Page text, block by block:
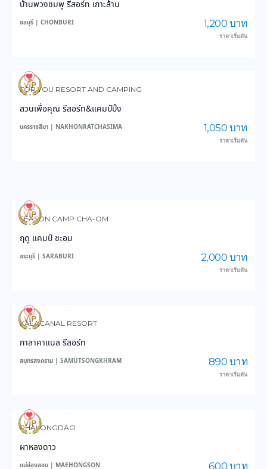
บ้านพวงชมพู รีสอร์ท เกาะล้าน
ชลบุรี | CHONBURI 1,200 บาท
ราคาเริ่มต้น
4,319
FOR YOU RESORT AND CAMPING
สวนเพื่อคุณ รีสอร์ท&แคมป์ปิ้ง
นครราชสีมา | NAKHONRATCHASIMA 1,050 บาท
ราคาเริ่มต้น
3,584
SEASON CAMP CHA-OM
ฤดู แคมป์ ชะอม
สระบุรี | SARABURI 2,000 บาท
ราคาเริ่มต้น
3,436
KALACANAL RESORT
กาลาคาแนล รีสอร์ท
สมุทรสงคราม | SAMUTSONGKHRAM 890 บาท
ราคาเริ่มต้น
6,321
PHALONGDAO
ผาหลงดาว
แม่ฮ่องสอน | MAEHONGSON 600 บาท